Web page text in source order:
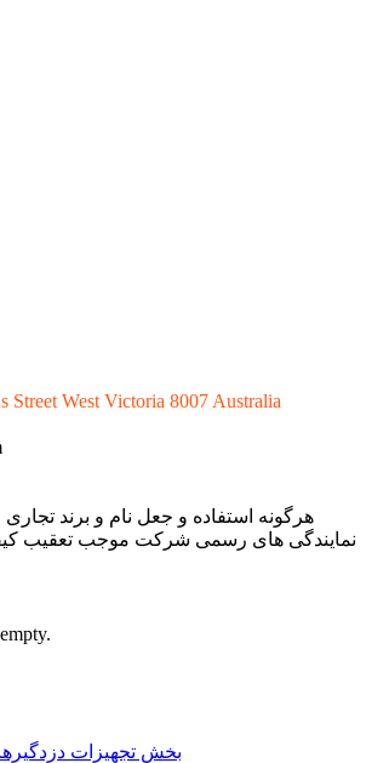
Street West Victoria 8007 Australia
هرگونه استفاده و جعل نام و برند
نمایندگی های رسمی شرکت موجب تعقیب
بخش تجهیزات